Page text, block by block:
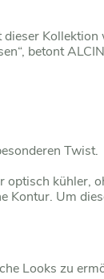
betont
Twist.
kühler,
Kontur. Um
Looks zu